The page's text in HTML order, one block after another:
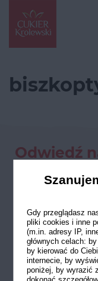
Odwiedź
Gdy przeglądasz
pliki cookies i inne
(m.in. adresy IP,
głównych celach:
by kierować do
internecie, by
poniżej, by wyrazić